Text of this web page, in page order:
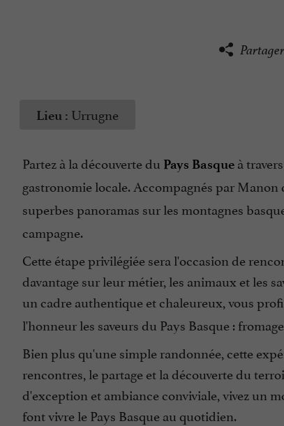
Partager
Lieu : Urrugne
Partez à la découverte du Pays Basque à
gastronomie locale. Accompagnés par Manon
superbes panoramas sur les montagnes
campagne.
Cette étape privilégiée sera l'occasion de
davantage sur leur métier, les animaux et les
un cadre authentique et chaleureux, vous
l'honneur les saveurs du Pays Basque :
Bien plus qu'une simple randonnée, cette
rencontres, le partage et la découverte du
d'exception et ambiance conviviale, vivez un
font vivre le Pays Basque au quotidien.